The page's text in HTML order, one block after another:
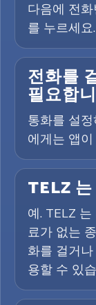
다음에 전
를 누르세요.
전화를
필요합
통화를 설
에게는 앱
TELZ
예. TELZ
료가 없는
화를 걸거
용할 수 있